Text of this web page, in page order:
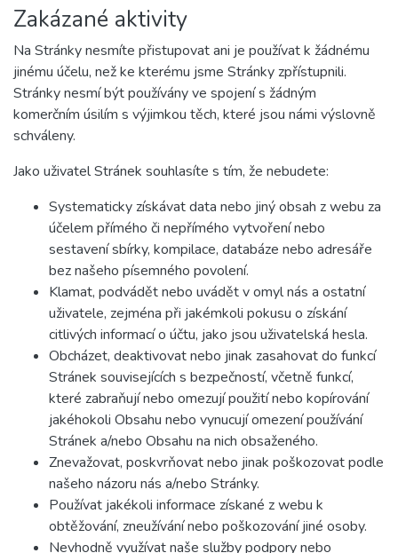
Zakázané aktivity
Na Stránky nesmíte přistupovat ani je používat k žádnému
jinému účelu, než ke kterému jsme Stránky zpřístupnili.
Stránky nesmí být používány ve spojení s žádným
komerčním úsilím s výjimkou těch, které jsou námi výslovně
schváleny.
Jako uživatel Stránek souhlasíte s tím, že nebudete:
Systematicky získávat data nebo jiný obsah z webu za
účelem přímého či nepřímého vytvoření nebo
sestavení sbírky, kompilace, databáze nebo adresáře
bez našeho písemného povolení.
Klamat, podvádět nebo uvádět v omyl nás a ostatní
uživatele, zejména při jakémkoli pokusu o získání
citlivých informací o účtu, jako jsou uživatelská hesla.
Obcházet, deaktivovat nebo jinak zasahovat do funkcí
Stránek souvisejících s bezpečností, včetně funkcí,
které zabraňují nebo omezují použití nebo kopírování
jakéhokoli Obsahu nebo vynucují omezení používání
Stránek a/nebo Obsahu na nich obsaženého.
Znevažovat, poskvrňovat nebo jinak poškozovat podle
našeho názoru nás a/nebo Stránky.
Používat jakékoli informace získané z webu k
obtěžování, zneužívání nebo poškozování jiné osoby.
Nevhodně využívat naše služby podpory nebo